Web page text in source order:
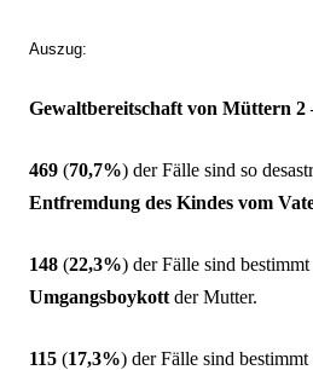
Auszug:
Gewaltbereitschaft von Müttern 2
469 (70,7%) der Fälle sind so
Entfremdung des Kindes vom
148 (22,3%) der Fälle sind
Umgangsboykott der Mutter.
115 (17,3%) der Fälle sind bestimmt